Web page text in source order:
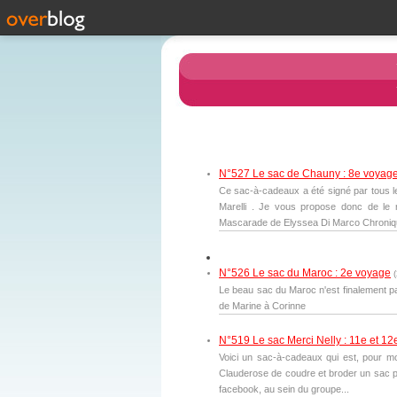
N°527 Le sac de Chauny : 8e
Ce sac-à-cadeaux a été signé par tous
Marelli . Je vous propose donc de le
Mascarade de Elyssea Di Marco
N°526 Le sac du Maroc : 2e voyage (
Le beau sac du Maroc n'est finalement
de Marine à Corinne
N°519 Le sac Merci Nelly : 11e et
Voici un sac-à-cadeaux qui est, pour
Clauderose de coudre et broder un sac
facebook, au sein du groupe...